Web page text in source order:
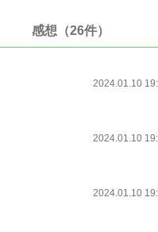
感想（26件）
2024.01.10
2024.01.10
2024.01.10